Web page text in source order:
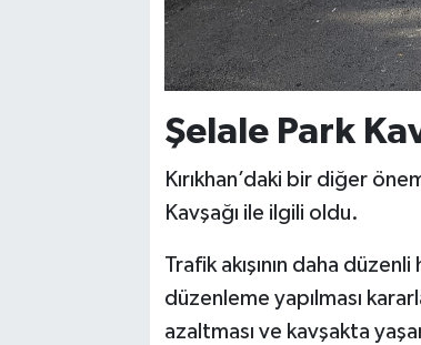
Şelale Park
Kırıkhan’daki bir diğer
Kavşağı ile ilgili oldu.
Trafik akışının daha
düzenleme yapılması
azaltması ve kavşakta